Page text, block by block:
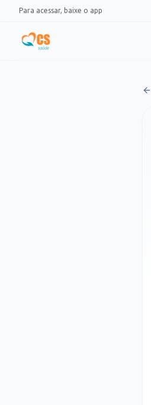
Pular para o conteúdo
Para acessar, baixe o app